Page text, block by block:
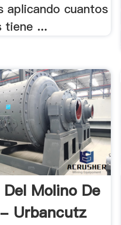
aplicando cuantos
tiene ...
Molino De
Urbancutz